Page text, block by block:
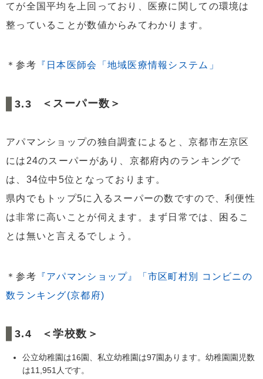
てが全国平均を上回っており、医療に関しての環境は
整っていることが数値からみてわかります。
＊参考 『日本医師会「地域医療情報システム」
＜スーパー数＞
アパマンショップの独自調査によると、京都市左京区
には24のスーパーがあり、京都府内のランキングで
は、34位中5位となっております。
県内でもトップ5に入るスーパーの数ですので、利便性
は非常に高いことが伺えます。まず日常では、困るこ
とは無いと言えるでしょう。
＊参考 『アパマンショップ』「市区町村別 コンビニの
数ランキング(京都府)
＜学校数＞
公立幼稚園は16園、私立幼稚園は97園あります。幼稚園園児数
は11,951人です。